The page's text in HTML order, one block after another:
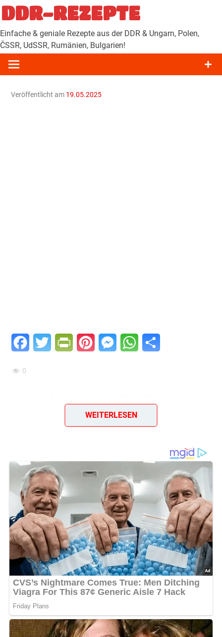
Zum
Inhalt
springen
DDR-REZEPTE
Einfache & geniale Rezepte aus der DDR & Ungarn, Polen,
ČSSR, UdSSR, Rumänien, Bulgarien!
Veröffentlicht am 19.05.2025
FacebookTwitter PrintFriendly
PinterestMessengerWhatsApp
0
Spaghetti-Auflauf –
Deftiger Klassiker aus
Schicht für Schicht ein Wohlfühlgericht:Dieser
Spaghetti-Auflauf
bringt alles mit, was man sich von
einem herzhaften Ofengericht wünscht – kräftigeSalami
,
feinerKochschinken, fruchtigeTomatenund natürlich ein
knusprigerKäsedeckel, der beim Überbacken goldbraun
zerläuft. Zwischen den Schichten liegen gut
abgeschmeckteNudeln, durchzogen von einer Mischung
aus
Pritamin,EiernundMilch, die beim Backen für Halt
und Saftigkeit sorgt. Ein Gericht, das satt macht, Reste
verwertet – und ganz nebenbei an früher erinnert, wenn
der Duft aus dem Ofen durch die ganze Wohnung zog.
WEITERLESEN